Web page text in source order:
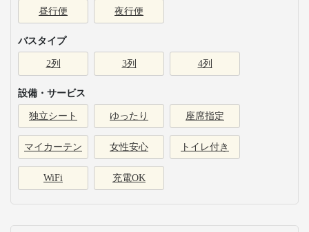
昼行便 夜行便
バスタイプ
2列 3列 4列
設備・サービス
独立シート ゆったり 座席指定
マイカーテン 女性安心 トイレ付き
WiFi 充電OK